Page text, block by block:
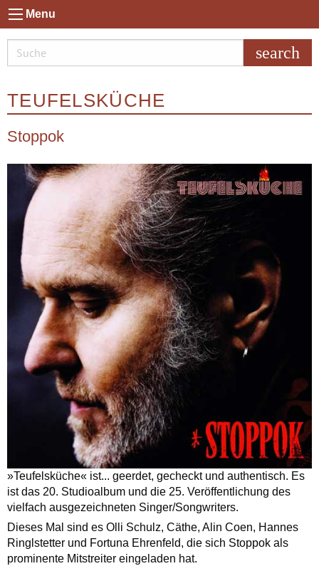
Menu
search
TEUFELSKÜCHE
Stoppok
»Teufelsküche« ist... geerdet, gecheckt und authentisch. Es
ist das 20. Studioalbum und die 25. Veröffentlichung des
vielfach ausgezeichneten Singer/Songwriters.
Dieses Mal sind es Olli Schulz, Cäthe, Alin Coen, Hannes
Ringlstetter und Fortuna Ehrenfeld, die sich Stoppok als
prominente Mitstreiter eingeladen hat.